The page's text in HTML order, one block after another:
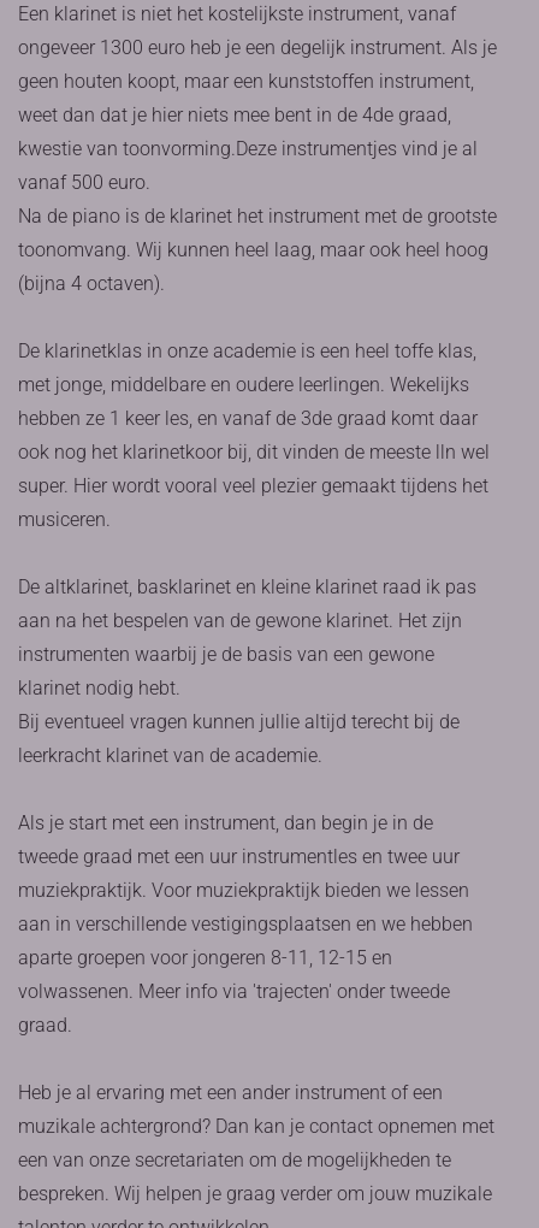
Een klarinet is niet het kostelijkste instrument, vanaf
ongeveer 1300 euro heb je een degelijk instrument. Als je
geen houten koopt, maar een kunststoffen instrument,
weet dan dat je hier niets mee bent in de 4de graad,
kwestie van toonvorming.Deze instrumentjes vind je al
vanaf 500 euro.
Na de piano is de klarinet het instrument met de grootste
toonomvang. Wij kunnen heel laag, maar ook heel hoog
(bijna 4 octaven).
De klarinetklas in onze academie is een heel toffe klas,
met jonge, middelbare en oudere leerlingen. Wekelijks
hebben ze 1 keer les, en vanaf de 3de graad komt daar
ook nog het klarinetkoor bij, dit vinden de meeste lln wel
super. Hier wordt vooral veel plezier gemaakt tijdens het
musiceren.
De altklarinet, basklarinet en kleine klarinet raad ik pas
aan na het bespelen van de gewone klarinet. Het zijn
instrumenten waarbij je de basis van een gewone
klarinet nodig hebt.
Bij eventueel vragen kunnen jullie altijd terecht bij de
leerkracht klarinet van de academie.
Als je start met een instrument, dan begin je in de
tweede graad met een uur instrumentles en twee uur
muziekpraktijk. Voor muziekpraktijk bieden we lessen
aan in verschillende vestigingsplaatsen en we hebben
aparte groepen voor jongeren 8-11, 12-15 en
volwassenen. Meer info via 'trajecten' onder tweede
graad.
Heb je al ervaring met een ander instrument of een
muzikale achtergrond? Dan kan je contact opnemen met
een van onze secretariaten om de mogelijkheden te
bespreken. Wij helpen je graag verder om jouw muzikale